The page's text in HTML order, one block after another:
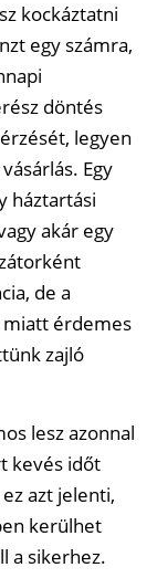
kockáztatni
egy számra,
döntés
legyen
Egy
háztartási
akár egy
de a
érdemes
zajló
lesz azonnal
kevés időt
azt jelenti,
kerülhet
a sikerhez.